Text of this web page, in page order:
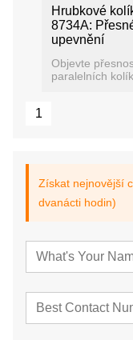
Hrubkové
8734A:
upevnění
Objevte
paralelních
1
Získat nejnovější
dvanácti hodin)